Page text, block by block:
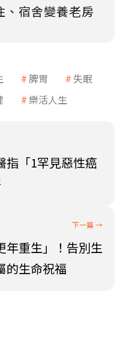
、宿舍變養老房
脾胃
失眠
樂活人生
指「1罕見惡性癌
年重生」！告別生
的生命祝福